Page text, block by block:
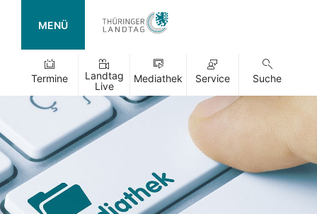
MENÜ
Termine
Landtag
Live
Mediathek Service Suche